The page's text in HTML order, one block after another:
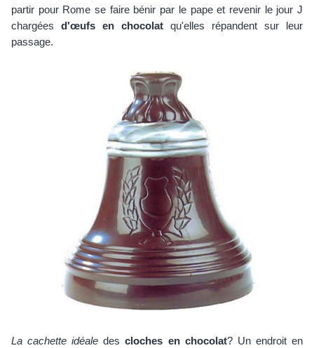
partir pour Rome se faire bénir par le pape et revenir le jour J
chargées d'œufs en chocolat qu'elles répandent sur leur
passage.
La cachette idéale descloches en chocolat? Un endroit en